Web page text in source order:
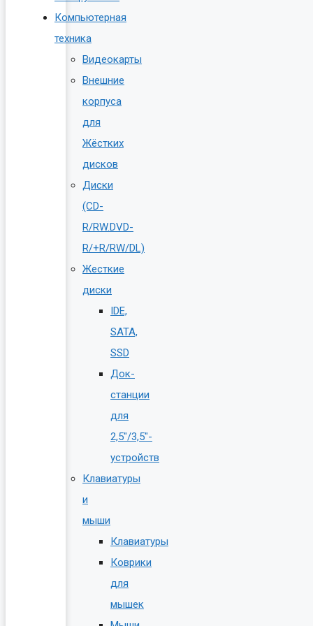
Компьютерная
техника
Видеокарты
Внешние
корпуса
для
Жёстких
дисков
Диски
(CD-
R/RW.DVD-
R/+R/RW/DL)
Жесткие
диски
IDE,
SATA,
SSD
Док-
станции
для
2,5″/3,5″-
устройств
Клавиатуры
и
мыши
Клавиатуры
Коврики
для
мышек